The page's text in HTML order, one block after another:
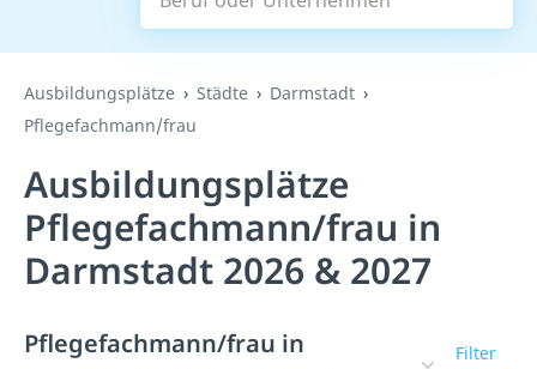
Ausbildungsplätze Städte
Darmstadt
Pflegefachmann/frau
Ausbildungsplätze
Pflegefachmann/frau in
Darmstadt 2026 & 2027
Pflegefachmann/frau in
Filter